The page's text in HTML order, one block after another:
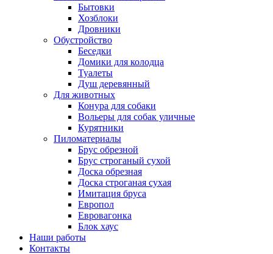
Бытовки
Хозблоки
Дровники
Обустройство
Беседки
Домики для колодца
Туалеты
Душ деревянный
Для животных
Конура для собаки
Вольеры для собак уличные
Курятники
Пиломатериалы
Брус обрезной
Брус строганый сухой
Доска обрезная
Доска строганая сухая
Имитация бруса
Европол
Евровагонка
Блок хаус
Наши работы
Контакты